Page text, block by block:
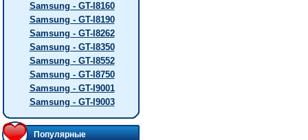
Samsung - GT-I8160
Samsung - GT-I8190
Samsung - GT-I8262
Samsung - GT-I8350
Samsung - GT-I8552
Samsung - GT-I8750
Samsung - GT-I9001
Samsung - GT-I9003
Популярные